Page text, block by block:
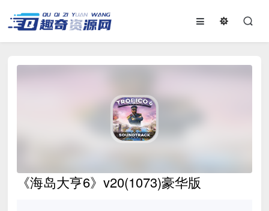
《海岛大亨6》v20(1073)豪华版